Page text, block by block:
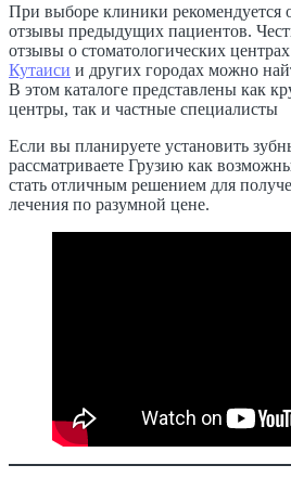
При выборе клиники рекомендуется
отзывы предыдущих пациентов.
отзывы о стоматологических
Кутаиси и других городах можно
В этом каталоге представлены как
центры, так и частные специалисты
Если вы планируете установить
рассматриваете Грузию как
стать отличным решением для
лечения по разумной цене.